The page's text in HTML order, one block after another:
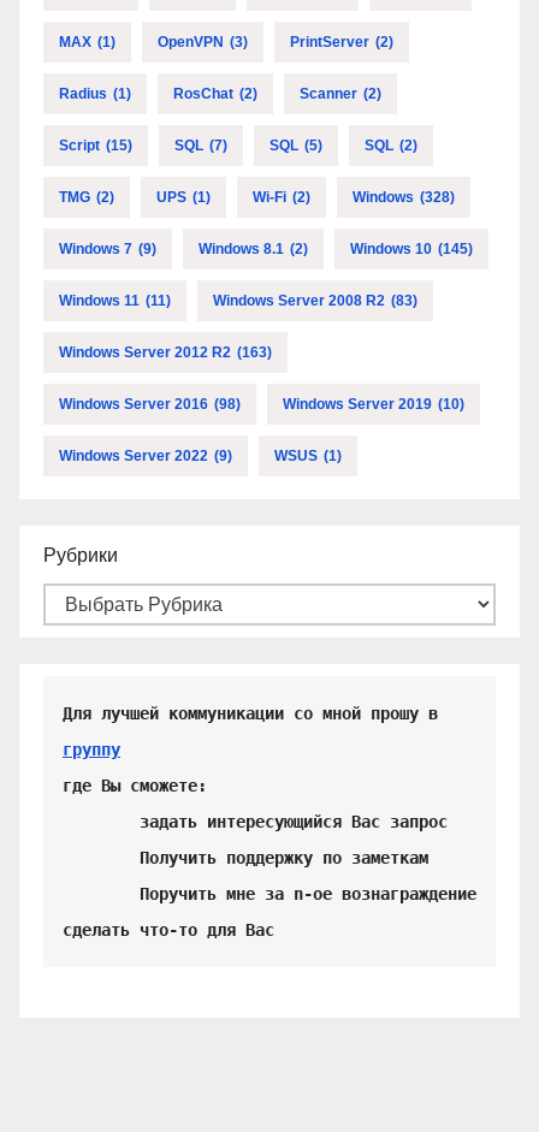
MAX (1) OpenVPN (3) PrintServer (2)
Radius (1) RosChat (2) Scanner (2)
Script (15) SQL (7) SQL (5) SQL (2)
TMG (2) UPS (1) Wi-Fi (2) Windows (328)
Windows 7 (9) Windows 8.1 (2) Windows 10 (145)
Windows 11 (11) Windows Server 2008 R2 (83)
Windows Server 2012 R2 (163)
Windows Server 2016 (98) Windows Server 2019 (10)
Windows Server 2022 (9) WSUS (1)
Рубрики
группу
где Вы сможете:
сделать что-то для Вас